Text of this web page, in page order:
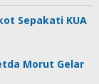
Sepakati KUA
Morut Gelar